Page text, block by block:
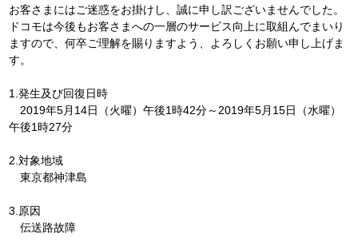
お客さまにはご迷惑をお掛けし、誠に申し訳ございませんでした。
ドコモは今後もお客さまへの一層のサービス向上に取組んでまいり
ますので、何卒ご理解を賜りますよう、よろしくお願い申し上げま
す。
1.発生及び回復日時
2019年5月14日（火曜）午後1時42分～2019年5月15日（水曜）
午後1時27分
2.対象地域
東京都神津島
3.原因
伝送路故障